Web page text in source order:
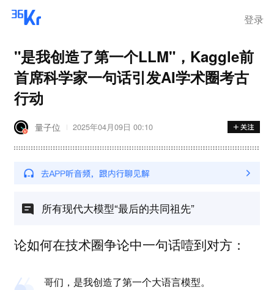
登录
"是我创造了第一个LLM"，Kaggle前
首席科学家一句话引发AI学术圈考古
行动
量子位 2025年04月09日 00:10
所有现代大模型“最后的共同祖先”
论如何在技术圈争论中一句话噎到对方：
哥们，是我创造了第一个大语言模型。